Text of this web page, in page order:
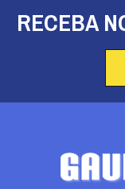
RECEBA